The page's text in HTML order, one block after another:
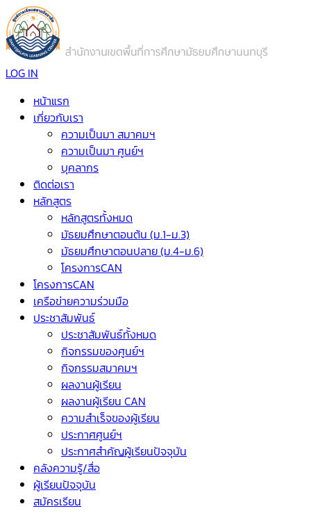
LOG IN
หน้าแรก
เกี่ยวกับเรา
ความเป็นมา สมาคมฯ
ความเป็นมา ศูนย์ฯ
บุคลากร
ติดต่อเรา
หลักสูตร
หลักสูตรทั้งหมด
มัธยมศึกษาตอนต้น (ม.1-ม.3)
มัธยมศึกษาตอนปลาย (ม.4-ม.6)
โครงการCAN
โครงการCAN
เครือข่ายความร่วมมือ
ประชาสัมพันธ์
ประชาสัมพันธ์ทั้งหมด
กิจกรรมของศูนย์ฯ
กิจกรรมสมาคมฯ
ผลงานผู้เรียน
ผลงานผู้เรียน CAN
ความสำเร็จของผู้เรียน
ประกาศศูนย์ฯ
ประกาศสำคัญผู้เรียนปัจจุบัน
คลังความรู้/สื่อ
ผู้เรียนปัจจุบัน
สมัครเรียน